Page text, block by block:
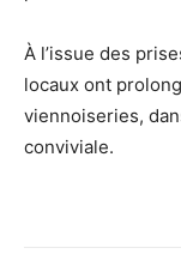
À l’issue des
locaux ont
viennoiseries,
conviviale.